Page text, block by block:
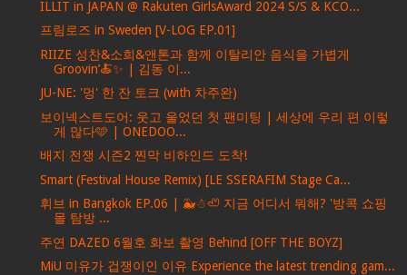
ILLIT in JAPAN @ Rakuten GirlsAward 2024 S/S & KCO...
프림로즈 in Sweden [V-LOG EP.01]
RIIZE 성찬&소희&앤톤과 함께 이탈리안 음식을 가볍게
Groovin’🍝✨ | 김동 이...
JU-NE: '멍' 한 잔 토크 (with 차주완)
보이넥스트도어: 웃고 울었던 첫 팬미팅 | 세상에 우리 편 이렇
게 많다🩵 | ONEDOO...
배지 전쟁 시즌2 찐막 비하인드 도착!
Smart (Festival House Remix) [LE SSERAFIM Stage Ca...
휘브 in Bangkok EP.06 | 🐳☃🦥 지금 어디서 뭐해? '방콕 쇼핑
몰 탐방 ...
주연 DAZED 6월호 화보 촬영 Behind [OFF THE BOYZ]
MiU 미유가 겁쟁이인 이유 Experience the latest trending gam...